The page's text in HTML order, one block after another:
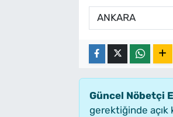
Güncel Nöbetçi
gerektiğinde